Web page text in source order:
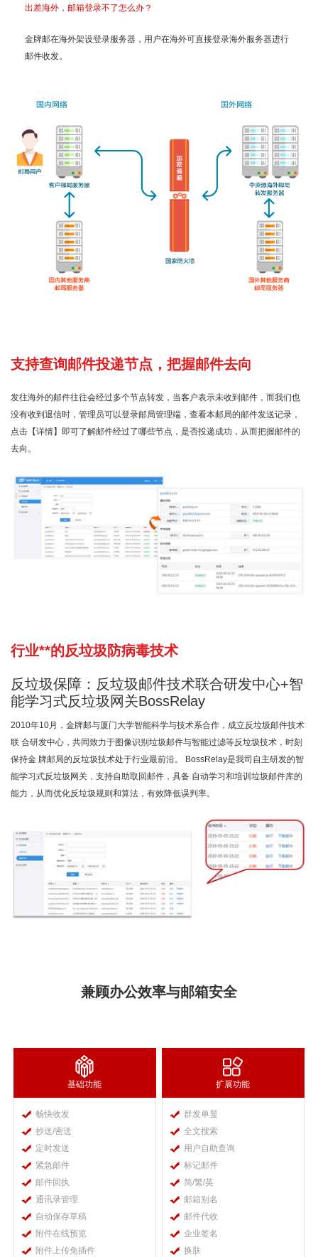
出差海外，邮箱登录不了怎么办？
金牌邮在海外架设登录服务器，用户在海外可直接登录海外服务器进行
邮件收发。
支持查询邮件投递节点，把握邮件去向
发往海外的邮件往往会经过多个节点转发，当客户表示未收到邮件，而我们也
没有收到退信时，管理员可以登录邮局管理端，查看本邮局的邮件发送记录，
点击【详情】即可了解邮件经过了哪些节点，是否投递成功，从而把握邮件的
去向。
行业**的反垃圾防病毒技术
反垃圾保障：反垃圾邮件技术联合研发中心+智
能学习式反垃圾网关BossRelay
2010年10月，金牌邮与厦门大学智能科学与技术系合作，成立反垃圾邮件技术
联 合研发中心，共同致力于图像识别垃圾邮件与智能过滤等反垃圾技术，时刻
保持金 牌邮局的反垃圾技术处于行业最前沿。 BossRelay是我司自主研发的智
能学习式反垃圾网关，支持自助取回邮件，具备 自动学习和培训垃圾邮件库的
能力，从而优化反垃圾规则和算法，有效降低误判率。
兼顾办公效率与邮箱安全
基础功能
畅快收发
抄送/密送
定时发送
紧急邮件
邮件回执
通讯录管理
自动保存草稿
附件在线预览
附件上传免插件
扩展功能
群发单显
全文搜索
用户自助查询
标记邮件
简/繁/英
邮箱别名
邮件代收
企业签名
换肤